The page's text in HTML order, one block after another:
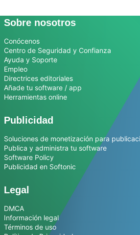
Sobre nosotros
Conócenos
Centro de Seguridad y Confianza
Ayuda y Soporte
Empleo
Directrices editoriales
Añade tu software / app
Herramientas online
Publicidad
Soluciones de monetización para
Publica y administra tu software
Software Policy
Publicidad en Softonic
Legal
DMCA
Información legal
Términos de uso